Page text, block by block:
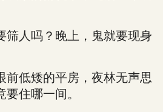
人吗？晚上，鬼就要现身
低矮的平房，夜林无声思
住哪一间。